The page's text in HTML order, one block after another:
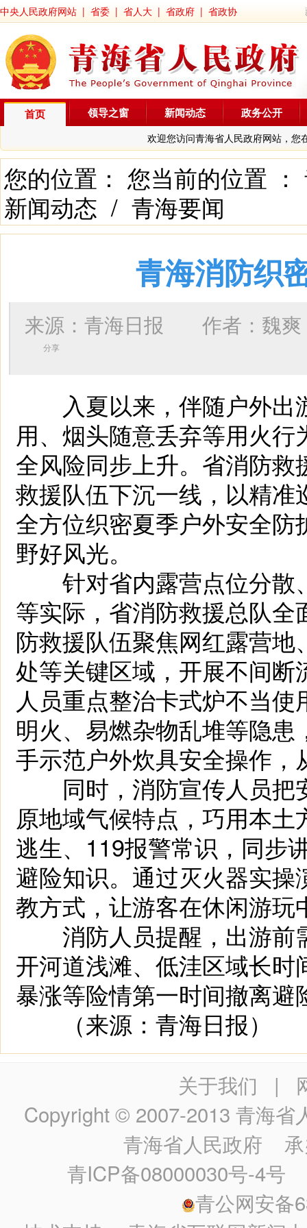
中央人民政府网站 | 省委 | 省人大 | 省政府 | 省政协
首页
欢迎您访问青海省人民政府网站，您
领导之窗 新闻动态 政务公开
您的位置： 您当前的位置 ：
新闻动态 / 青海要闻
青海消防织
来源：青海日报 作者： 魏爽
分享
入夏以来，伴随户外出
用、烟头随意丢弃等用火
全风险同步上升。省消防
救援队伍下沉一线，以精
全方位织密夏季户外安全
野好风光。
针对省内露营点位分散
等实际，省消防救援总队
防救援队伍聚焦网红露营
处等关键区域，开展不间
人员重点整治卡式炉不当
明火、易燃杂物乱堆等隐
手示范户外炊具安全操作
同时，消防宣传人员把
原地域气候特点，巧用本
逃生、119报警常识，同步
避险知识。通过灭火器实
教方式，让游客在休闲游
消防人员提醒，出游前
开河道浅滩、低洼区域长
暴涨等险情第一时间撤离避
（来源：青海日报）
关于我们 |
Copyright © 2007-2013 青海省
青海省人民政府 承
青ICP备08000030号-4号
青公网安备